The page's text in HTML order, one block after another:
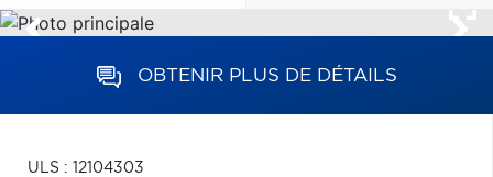
OBTENIR PLUS DE DÉTAILS
ULS : 12104303